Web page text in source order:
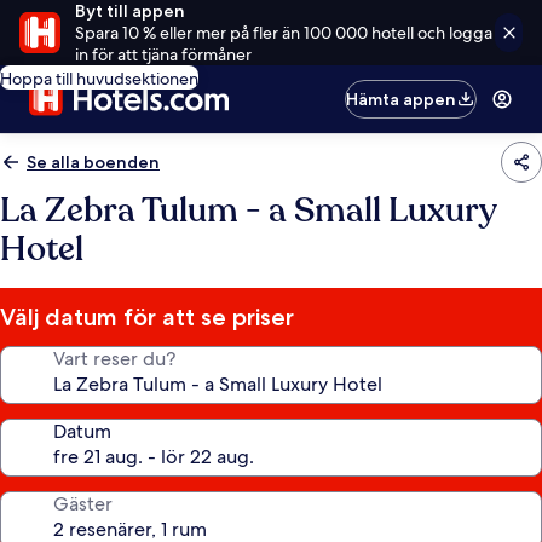
Byt till appen
Spara 10 % eller mer på fler än 100 000 hotell och logga
in för att tjäna förmåner
Hoppa till huvudsektionen
Hämta appen
Se alla boenden
La Zebra Tulum - a Small Luxury
Hotel
Välj datum för att se priser
Vart reser du?
Datum
Gäster